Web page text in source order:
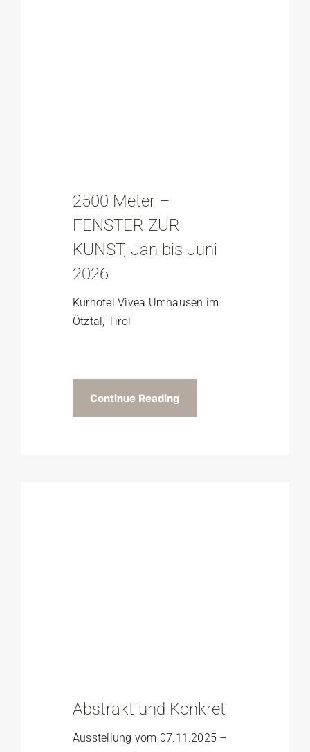
2500 Meter –
FENSTER ZUR
KUNST, Jan bis Juni
2026
Kurhotel Vivea Umhausen im
Ötztal, Tirol
Continue Reading
Abstrakt und Konkret
Ausstellung vom 07.11.2025 –